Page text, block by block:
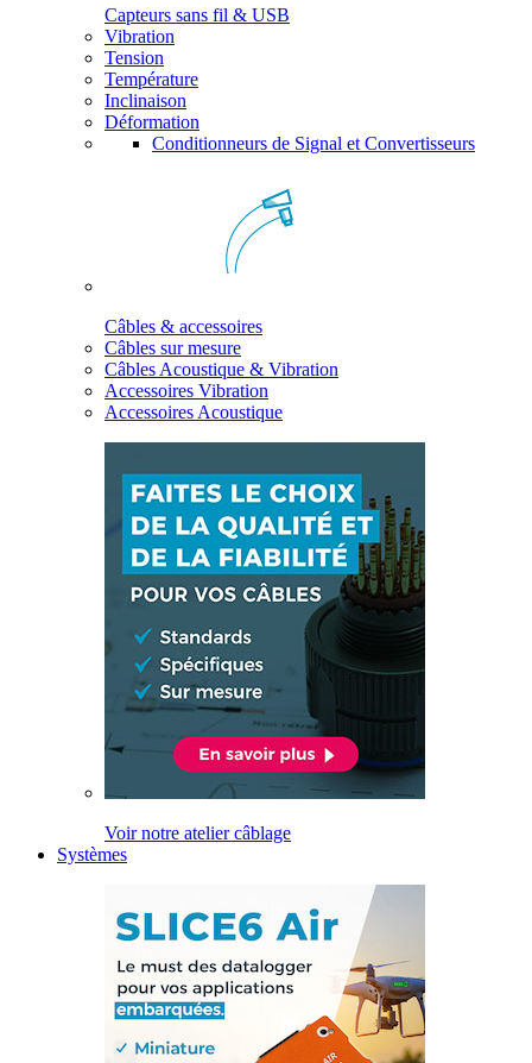
Capteurs sans fil & USB
Vibration
Tension
Température
Inclinaison
Déformation
Conditionneurs de Signal et Convertisseurs
Câbles & accessoires
Câbles sur mesure
Câbles Acoustique & Vibration
Accessoires Vibration
Accessoires Acoustique
Voir notre atelier câblage
Systèmes